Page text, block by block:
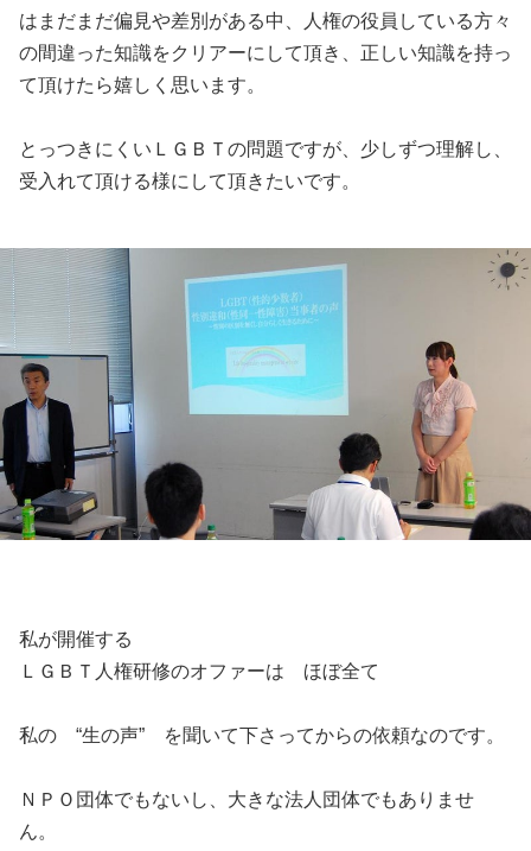
はまだまだ偏見や差別がある中、人権の役員している方々
の間違った知識をクリアーにして頂き、正しい知識を持っ
て頂けたら嬉しく思います。
とっつきにくいＬＧＢＴの問題ですが、少しずつ理解し、
受入れて頂ける様にして頂きたいです。
私が開催する
ＬＧＢＴ人権研修のオファーは ほぼ全て
私の “生の声” を聞いて下さってからの依頼なのです。
ＮＰＯ団体でもないし、大きな法人団体でもありませ
ん。